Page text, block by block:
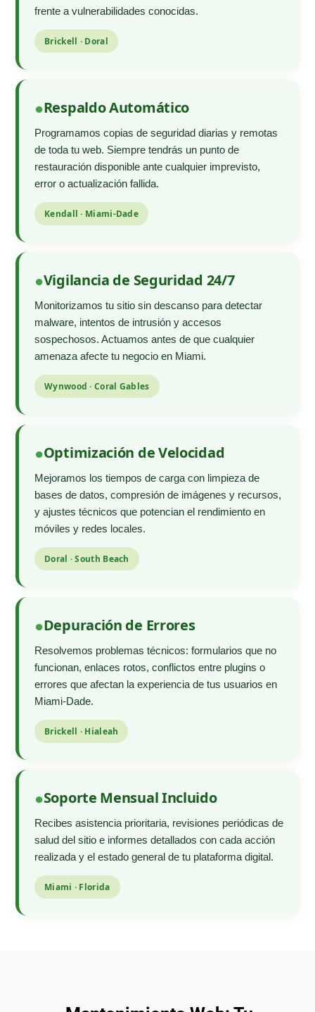
frente a vulnerabilidades conocidas.
Brickell · Doral
Respaldo Automático
Programamos copias de seguridad diarias y remotas
de toda tu web. Siempre tendrás un punto de
restauración disponible ante cualquier imprevisto,
error o actualización fallida.
Kendall · Miami-Dade
Vigilancia de Seguridad 24/7
Monitorizamos tu sitio sin descanso para detectar
malware, intentos de intrusión y accesos
sospechosos. Actuamos antes de que cualquier
amenaza afecte tu negocio en Miami.
Wynwood · Coral Gables
Optimización de Velocidad
Mejoramos los tiempos de carga con limpieza de
bases de datos, compresión de imágenes y recursos,
y ajustes técnicos que potencian el rendimiento en
móviles y redes locales.
Doral · South Beach
Depuración de Errores
Resolvemos problemas técnicos: formularios que no
funcionan, enlaces rotos, conflictos entre plugins o
errores que afectan la experiencia de tus usuarios en
Miami-Dade.
Brickell · Hialeah
Soporte Mensual Incluido
Recibes asistencia prioritaria, revisiones periódicas de
salud del sitio e informes detallados con cada acción
realizada y el estado general de tu plataforma digital.
Miami · Florida